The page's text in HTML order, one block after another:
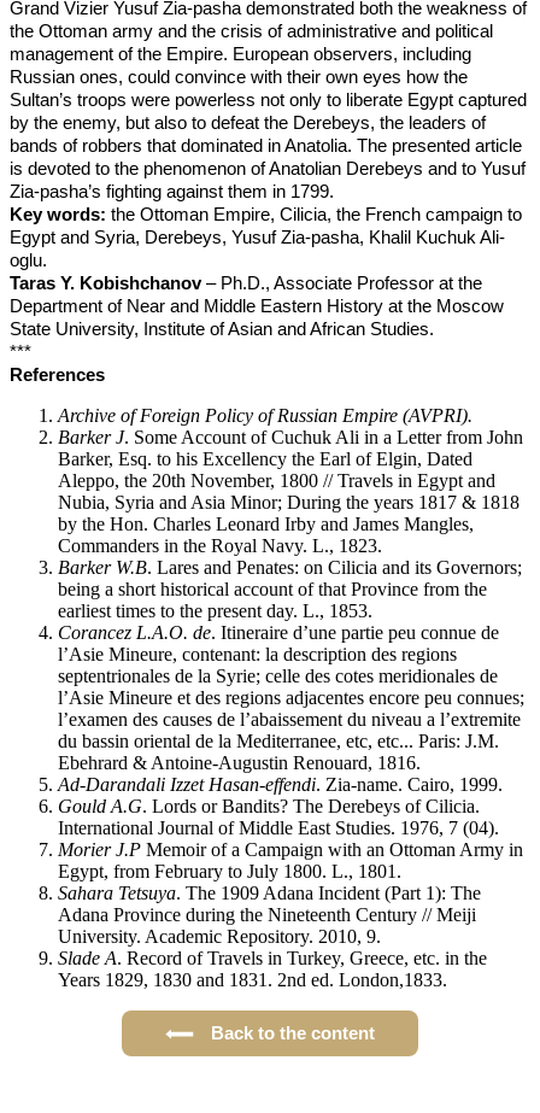
Grand Vizier Yusuf Zia-pasha demonstrated both the weakness of
the Ottoman army and the crisis of administrative and political
management of the Empire. European observers, including
Russian ones, could convince with their own eyes how the
Sultan’s troops were powerless not only to liberate Egypt captured
by the enemy, but also to defeat the Derebeys, the leaders of
bands of robbers that dominated in Anatolia. The presented article
is devoted to the phenomenon of Anatolian Derebeys and to Yusuf
Zia-pasha’s fighting against them in 1799.
Key words: the Ottoman Empire, Cilicia, the French campaign to
Egypt and Syria, Derebeys, Yusuf Zia-pasha, Khalil Kuchuk Ali-
oglu.
Taras Y. Kobishchanov– Ph.D., Associate Professor at the
Department of Near and Middle Eastern History at the Moscow
State University, Institute of Asian and African Studies.
***
References
Archive of Foreign Policy of Russian Empire (AVPRI).
Barker J. Some Account of Cuchuk Ali in a Letter from John
Barker, Esq. to his Excellency the Earl of Elgin, Dated
Aleppo, the 20th November, 1800 // Travels in Egypt and
Nubia, Syria and Asia Minor; During the years 1817 & 1818
by the Hon. Charles Leonard Irby and James Mangles,
Commanders in the Royal Navy. L., 1823.
Barker W.B. Lares and Penates: on Cilicia and its Governors;
being a short historical account of that Province from the
earliest times to the present day. L., 1853.
Corancez L.A.O. de. Itineraire d’une partie peu connue de
l’Asie Mineure, contenant: la description des regions
septentrionales de la Syrie; celle des cotes meridionales de
l’Asie Mineure et des regions adjacentes encore peu connues;
l’examen des causes de l’abaissement du niveau a l’extremite
du bassin oriental de la Mediterranee, etc, etc... Paris: J.M.
Ebehrard & Antoine-Augustin Renouard, 1816.
Ad-Darandali Izzet Hasan-effendi. Zia-name. Cairo, 1999.
Gould A.G. Lords or Bandits? The Derebeys of Cilicia.
International Journal of Middle East Studies. 1976, 7 (04).
Morier J.P Memoir of a Campaign with an Ottoman Army in
Egypt, from February to July 1800. L., 1801.
Sahara Tetsuya. The 1909 Adana Incident (Part 1): The
Adana Province during the Nineteenth Century // Meiji
University. Academic Repository. 2010, 9.
Slade A. Record of Travels in Turkey, Greece, etc. in the
Years 1829, 1830 and 1831. 2nd ed. London,1833.
Back to the content